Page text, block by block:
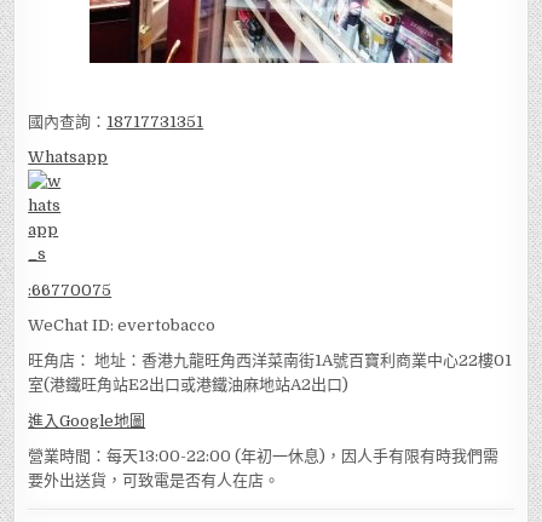
國內查詢： 18717731351
Whatsapp
:66770075
WeChat ID: evertobacco
旺角店： 地址：香港九龍旺角西洋菜南街1A號百寶利商業中心22樓01
室(港鐵旺角站E2出口或港鐵油麻地站A2出口)
進入Google地圖
營業時間：每天13:00-22:00 (年初一休息)，因人手有限有時我們需
要外出送貨，可致電是否有人在店。